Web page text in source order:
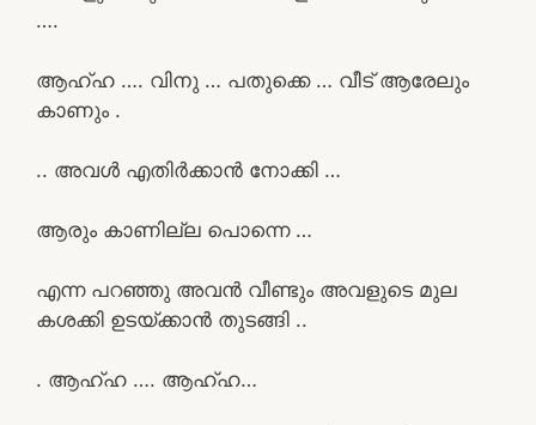
….
ആഹ്ഹ …. വിനു … പതുക്കെ … വീട് ആരേലും
കാണും .
.. അവൾ എതിർക്കാൻ നോക്കി …
ആരും കാണില്ല പൊന്നെ …
എന്ന പറഞ്ഞു അവൻ വീണ്ടും അവളുടെ മുല
കശക്കി ഉടയ്ക്കാൻ തുടങ്ങി ..
. ആഹ്ഹ …. ആഹ്ഹ…